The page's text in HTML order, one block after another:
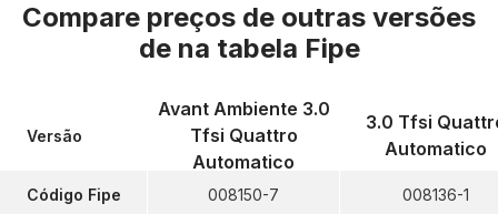
Compare preços de outras versões
de na tabela Fipe
Versão
Código Fipe
Avant Ambiente 3.0
Tfsi Quattro
Automatico
008150-7
3.0 Tfsi
Automatico
008136-1